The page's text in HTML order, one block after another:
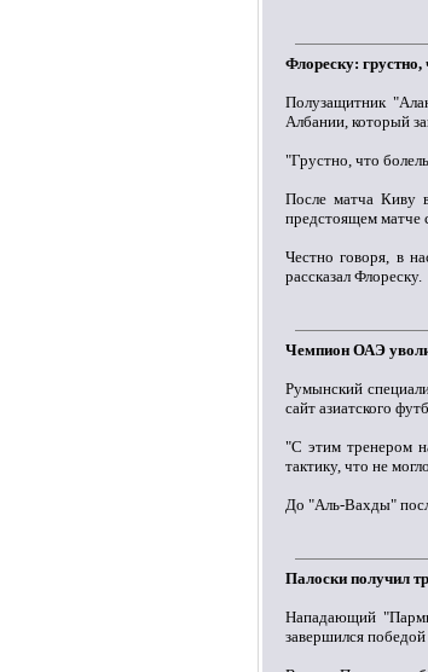
Флореску:
Полузащитник
Албании, который
"Грустно, что
После матча Киву
предстоящем матче
Честно говоря, в
рассказал Флореску.
Чемпион ОАЭ
Румынский
сайт азиатского
"С этим тренером
тактику, что не
До "Аль-Вахды"
Палоски получил
Нападающий
завершился